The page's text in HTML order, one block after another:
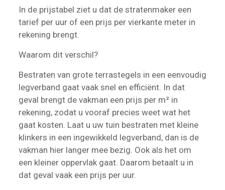
In de prijstabel ziet u dat de stratenmaker een
tarief per uur of een prijs per vierkante meter in
rekening brengt.
Waarom dit verschil?
Bestraten van grote terrastegels in een eenvoudig
legverband gaat vaak snel en efficiënt. In dat
geval brengt de vakman een prijs per m² in
rekening, zodat u vooraf precies weet wat het
gaat kosten. Laat u uw tuin bestraten met kleine
klinkers in een ingewikkeld legverband, dan is de
vakman hier langer mee bezig. Ook als het om
een kleiner oppervlak gaat. Daarom betaalt u in
dat geval vaak een prijs per uur.